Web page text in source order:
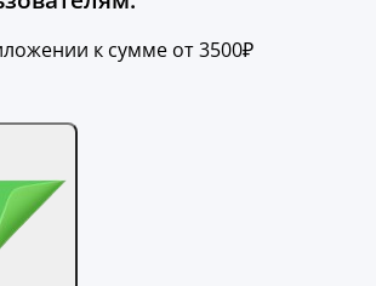
к сумме от 3500₽